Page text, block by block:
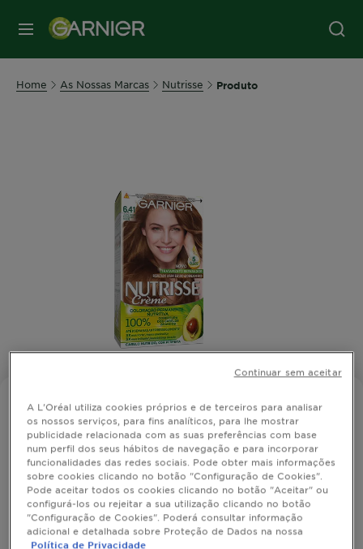
MENU
Home As Nossas Marcas Nutrisse Produto
NUTRISSE
6.41 Louro Acobreado
SIMULAR COR
A L'Oréal utiliza cookies próprios e de terceiros para analisar
os nossos serviços, para fins analíticos, para lhe mostrar
publicidade relacionada com as suas preferências com base
num perfil dos seus hábitos de navegação e para incorporar
funcionalidades das redes sociais. Pode obter mais informações
sobre cookies clicando no botão "Configuração de Cookies".
Pode aceitar todos os cookies clicando no botão "Aceitar" ou
configurá-los ou rejeitar a sua utilização clicando no botão
"Configuração de Cookies". Poderá consultar informação
adicional e detalhada sobre Proteção de Dados na nossa
Política de Privacidade
Continuar sem aceitar